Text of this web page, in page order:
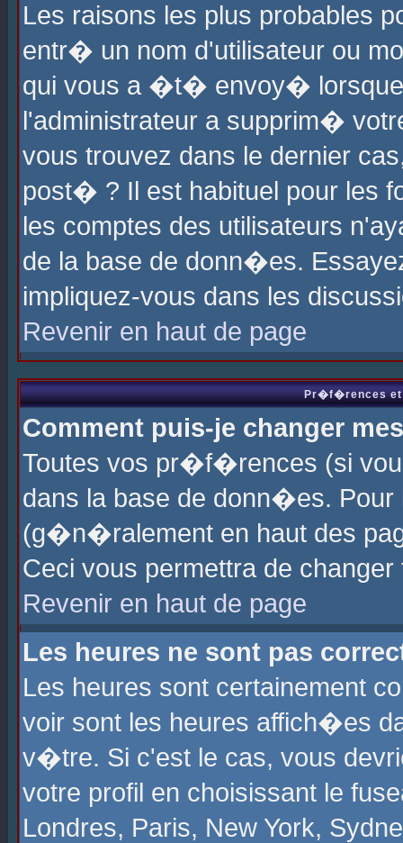
Les raisons les plus probables
entr� un nom d'utilisateur ou
qui vous a �t� envoy�
l'administrateur a supprim�
vous trouvez dans le dernier
post� ? Il est habituel pour les
les comptes des utilisateurs
de la base de donn�es.
impliquez-vous dans les
Revenir en haut de page
Pr�f�rences et
Comment puis-je changer
Toutes vos pr�f�rences (si
dans la base de donn�es.
(g�n�ralement en haut des
Ceci vous permettra de
Revenir en haut de page
Les heures ne sont pas
Les heures sont certainement
voir sont les heures affich�es
v�tre. Si c'est le cas, vous
votre profil en choisissant le
Londres, Paris, New York,